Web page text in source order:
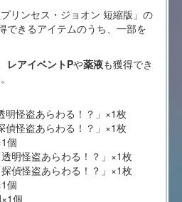
リンセス・ジョオン 短縮版」の
できるアイテムのうち、一部を
レアイベントPや薬液も獲得でき
怪盗あらわる！？」×1枚
怪盗あらわる！？」×1枚
個
明怪盗あらわる！？」×1枚
偵怪盗あらわる！？」×1枚
個
個